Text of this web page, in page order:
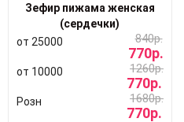
Зефир пижама женская
(сердечки)
от 25000
840р.
770р.
от 10000 1260р.
770р.
Розн 1680р.
770р.